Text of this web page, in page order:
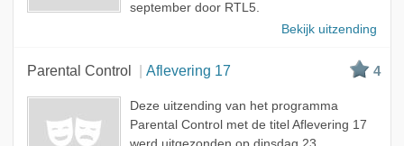
september door RTL5.
Bekijk uitzending
Parental Control Aflevering 17 4
Deze uitzending van het programma
Parental Control met de titel Aflevering 17